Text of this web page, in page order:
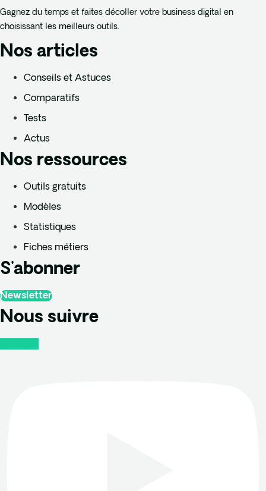
Gagnez du temps et faites décoller votre business digital en
choisissant les meilleurs outils.
Nos articles
Conseils et Astuces
Comparatifs
Tests
Actus
Nos ressources
Outils gratuits
Modèles
Statistiques
Fiches métiers
S'abonner
Newsletter
Nous suivre